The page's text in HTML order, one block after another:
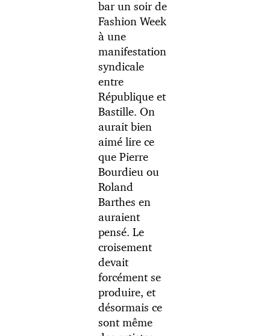
bar un soir de
Fashion Week
à une
manifestation
syndicale
entre
République et
Bastille. On
aurait bien
aimé lire ce
que Pierre
Bourdieu ou
Roland
Barthes en
auraient
pensé. Le
croisement
devait
forcément se
produire, et
désormais ce
sont même